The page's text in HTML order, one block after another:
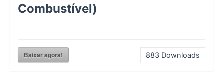
Combustível)
Baixar agora! 883 Downloads